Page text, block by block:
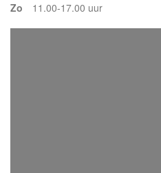
Zo 11.00-17.00 uur